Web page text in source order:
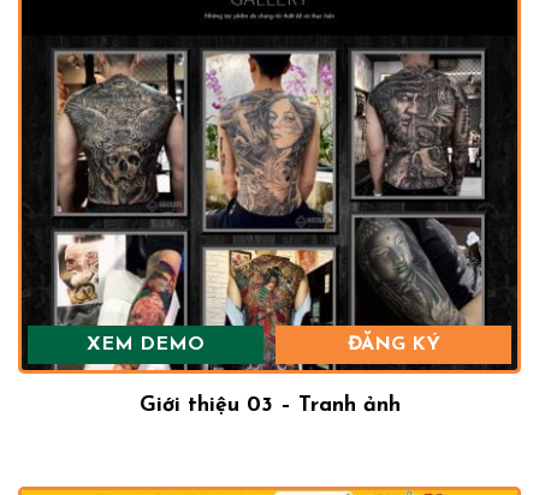
XEM DEMO ĐĂNG KÝ
Giới thiệu 03 – Tranh ảnh